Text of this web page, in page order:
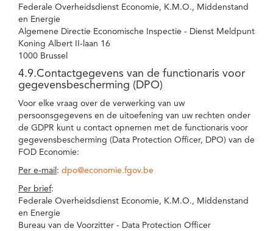
Federale Overheidsdienst Economie, K.M.O., Middenstand
en Energie
Algemene Directie Economische Inspectie - Dienst Meldpunt
Koning Albert II-laan 16
1000 Brussel
4.9.Contactgegevens van de functionaris voor
gegevensbescherming (DPO)
Voor elke vraag over de verwerking van uw
persoonsgegevens en de uitoefening van uw rechten onder
de GDPR kunt u contact opnemen met de functionaris voor
gegevensbescherming (Data Protection Officer, DPO) van de
FOD Economie:
Per e-mail : dpo@economie.fgov.be
Per brief:
Federale Overheidsdienst Economie, K.M.O., Middenstand
en Energie
Bureau van de Voorzitter - Data Protection Officer